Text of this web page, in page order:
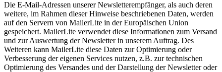
Die E-Mail-Adressen unserer Newsletterempfänger, als auch deren
weitere, im Rahmen dieser Hinweise beschriebenen Daten, werden
auf den Servern von MailerLite in der Europäischen Union
gespeichert. MailerLite verwendet diese Informationen zum Versand
und zur Auswertung der Newsletter in unserem Auftrag. Des
Weiteren kann MailerLite diese Daten zur Optimierung oder
Verbesserung der eigenen Services nutzen, z.B. zur technischen
Optimierung des Versandes und der Darstellung der Newsletter oder